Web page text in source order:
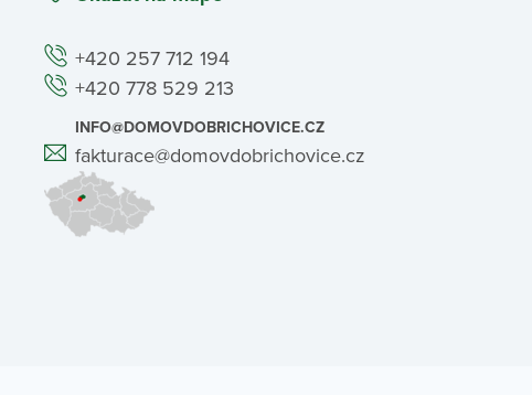
+420 257 712 194
+420 778 529 213
INFO@DOMOVDOBRICHOVICE.CZ
fakturace@domovdobrichovice.cz